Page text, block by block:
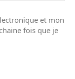
et mon
fois que je